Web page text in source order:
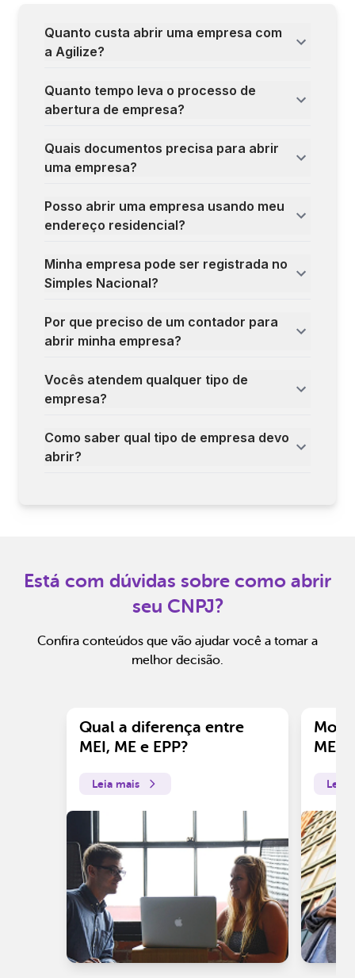
Quanto custa abrir uma empresa com
a Agilize?
Quanto tempo leva o processo de
abertura de empresa?
Quais documentos precisa para abrir
uma empresa?
Posso abrir uma empresa usando meu
endereço residencial?
Minha empresa pode ser registrada no
Simples Nacional?
Por que preciso de um contador para
abrir minha empresa?
Vocês atendem qualquer tipo de
empresa?
Como saber qual tipo de empresa devo
abrir?
Está com dúvidas sobre como abrir
seu CNPJ?
Confira conteúdos que vão ajudar você a tomar a
melhor decisão.
Qual a diferença entre
MEI, ME e EPP?
Leia mais
ME?
Leia